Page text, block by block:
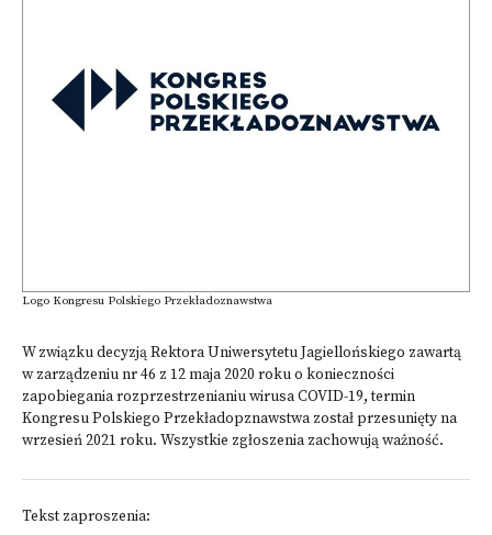
Logo Kongresu Polskiego Przekładoznawstwa
W związku decyzją Rektora Uniwersytetu Jagiellońskiego zawartą
w zarządzeniu nr 46 z 12 maja 2020 roku o konieczności
zapobiegania rozprzestrzenianiu wirusa COVID-19, termin
Kongresu Polskiego Przekładopznawstwa został przesunięty na
wrzesień 2021 roku. Wszystkie zgłoszenia zachowują ważność.
Tekst zaproszenia: